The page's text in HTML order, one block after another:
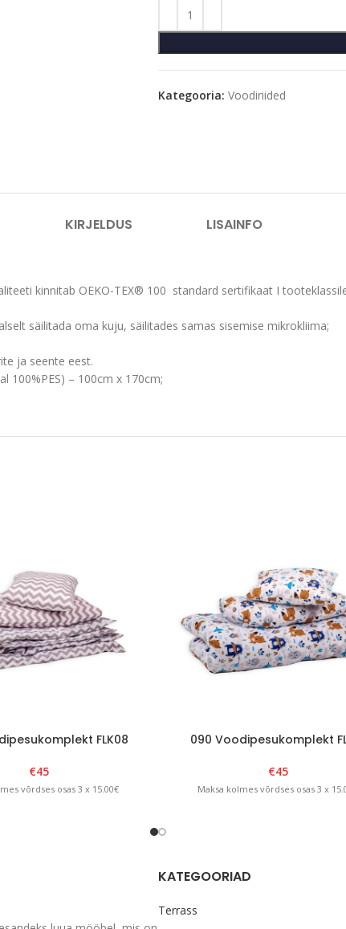
Kategooria: Voodiriided
KIRJELDUS LISAINFO
kinnitab OEKO-TEX® 100 standard sertifikaat I
säilitada oma kuju, säilitades samas sisemise mikrokliima;
ja seente eest.
100%PES) – 100cm x 170cm;
FLK08
€45
võrdses osas 3 x 15.00€
090 Voodipesukomplekt
€45
Maksa kolmes võrdses osas 3 x
KATEGOORIAD
Terrass